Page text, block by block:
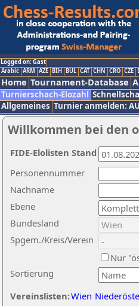
Logged on: Gast
Arabic ARM AZE BIH BUL CAT CHN CRO CZE
Home Tournament-Database
Turnierschach-Elozahl
Allgemeines Turnier anmelden:
Willkommen bei den
Nachname
Ebene
Sortierung
Personennummer
Bundesland
Spgem./Kreis/Verein
Nur
Vereinslisten:Wien
FIDE-Elolisten Stand